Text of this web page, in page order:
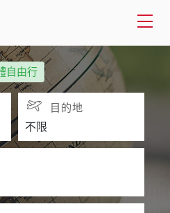
登入
外旅遊
內旅遊
自由行
目的地